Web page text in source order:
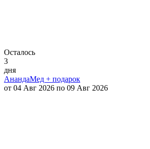
Осталось
3
дня
АнандаМед + подарок
от 04 Авг 2026 по 09 Авг 2026